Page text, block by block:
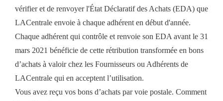
vérifier et de renvoyer l'État Déclaratif des Achats (EDA) que
LACentrale envoie à chaque adhérent en début d'année.
Chaque adhérent qui contrôle et renvoie son EDA avant le 31
mars 2021 bénéficie de cette rétribution transformée en bons
d’achats à valoir chez les Fournisseurs ou Adhérents de
LACentrale qui en acceptent l’utilisation.
Vous avez reçu vos bons d’achats par voie postale. Comment